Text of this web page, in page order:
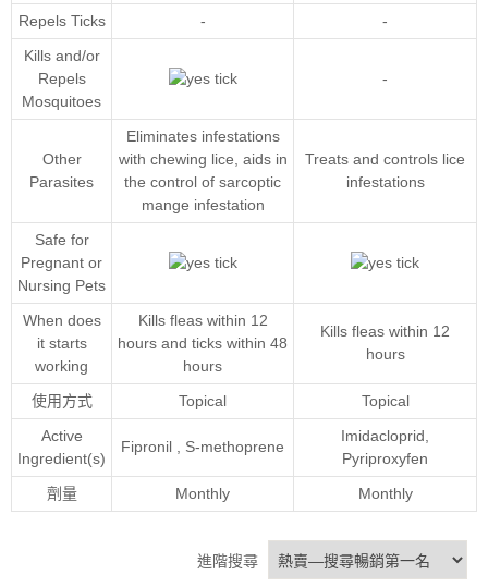
Repels Ticks
-
-
Kills and/or
Repels
Mosquitoes
-
Other
Parasites
Eliminates infestations
with chewing lice, aids in
the control of sarcoptic
mange infestation
Treats and controls lice
infestations
Safe for
Pregnant or
Nursing Pets
When does
it starts
working
Kills fleas within 12
hours and ticks within 48
hours
Kills fleas within 12
hours
使用方式 Topical
Topical
Active
Ingredient(s)
Fipronil S-methoprene
Imidacloprid
Pyriproxyfen
劑量
Monthly Monthly
進階搜尋